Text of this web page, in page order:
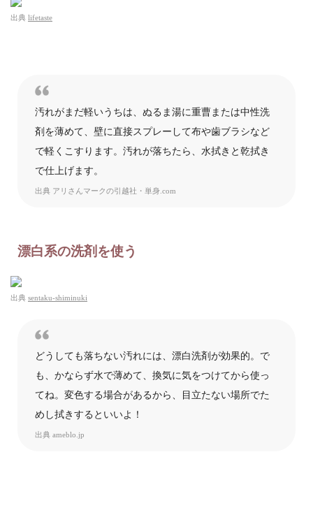
出典 lifetaste
汚れがまだ軽いうちは、ぬるま湯に重曹または中性洗
剤を薄めて、壁に直接スプレーして布や歯ブラシなど
で軽くこすります。汚れが落ちたら、水拭きと乾拭き
で仕上げます。
出典 アリさんマークの引越社・単身.com
漂白系の洗剤を使う
出典 sentaku-shiminuki
どうしても落ちない汚れには、漂白洗剤が効果的。で
も、かならず水で薄めて、換気に気をつけてから使っ
てね。変色する場合があるから、目立たない場所でた
めし拭きするといいよ！
出典 ameblo.jp